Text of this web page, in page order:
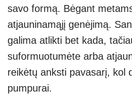
savo formą. Bėgant
atjauninamąjį genėjimą.
galima atlikti bet kada,
suformuotumėte arba
reikėtų anksti pavasarį, kol
pumpurai.